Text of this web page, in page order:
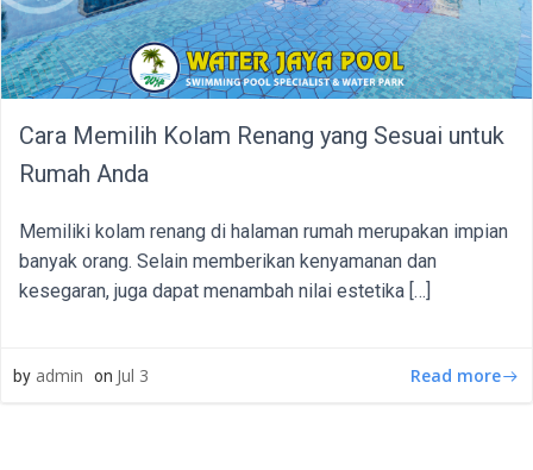
Cara Memilih Kolam Renang yang Sesuai untuk
Rumah Anda
Memiliki kolam renang di halaman rumah merupakan impian
banyak orang. Selain memberikan kenyamanan dan
kesegaran, juga dapat menambah nilai estetika […]
by admin on Jul 3 Read more